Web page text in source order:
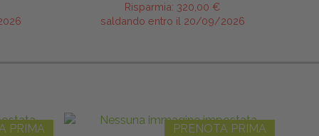
Risparmia: 320,00 €
saldando entro il 20/09/2026
PRIMA PRENOTA PRIMA